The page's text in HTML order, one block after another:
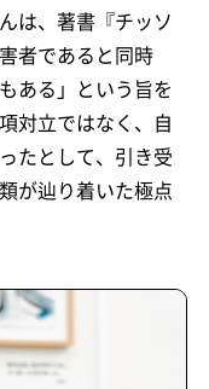
は、著書『チッソ
者であると同時
ある」という旨を
対立ではなく、自
たとして、引き受
が辿り着いた極点